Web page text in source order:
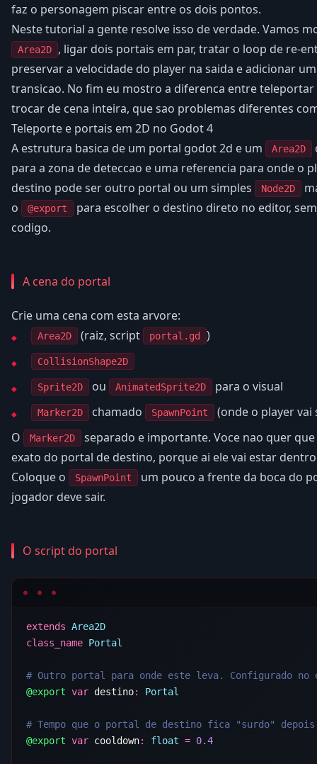
faz o personagem piscar entre os dois pontos.
Neste tutorial a gente resolve isso de verdade. Vamos
Area2D
, ligar dois portais em par, tratar o loop de re-
preservar a velocidade do player na saida e adicionar
transicao. No fim eu mostro a diferenca entre
trocar de cena inteira, que sao problemas diferentes
Teleporte e portais em 2D no Godot 4
A estrutura basica de um portal godot 2d e um
Area2D
para a zona de deteccao e uma referencia para onde o
destino pode ser outro portal ou um simples
Node2D
o
@export
para escolher o destino direto no editor,
codigo.
A cena do portal
Crie uma cena com esta arvore:
Area2D (raiz, script portal.gd )
CollisionShape2D
Sprite2D ou AnimatedSprite2D para o visual
Marker2D chamado SpawnPoint
(onde o player vai
O
Marker2D
separado e importante. Voce nao quer
exato do portal de destino, porque ai ele vai estar
Coloque o
SpawnPoint
um pouco a frente da boca do
jogador deve sair.
O script do portal
extends
class_name
@export var destino:
@export var cooldown: float =